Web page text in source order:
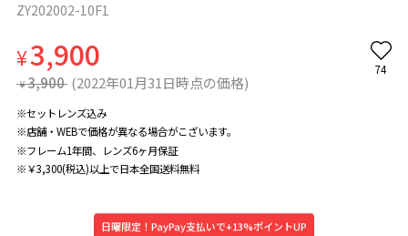
ZY202002-10F1
¥3,900
¥ 3,900 (2022年01月31日時点の価格)
74
※セットレンズ込み
※店舗・WEBで価格が異なる場合がこざいます。
※フレーム1年間、レンズ6ヶ月保証
※￥3,300(税込)以上で日本全国送料無料
日曜限定！PayPay支払いで+13%ポイントUP